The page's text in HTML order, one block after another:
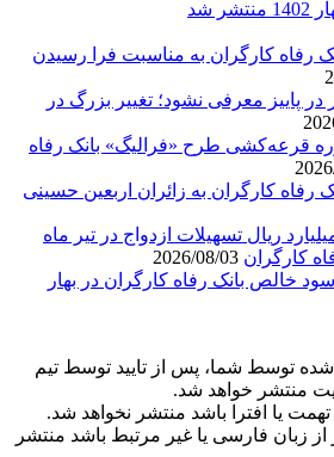
رفاه کارگران به مناسبت فرا رسیدن
در پاییز معرفی نشود؛ تغییر بزرگ در
قرعه‌کشی طرح «فرالیگ» بانک رفاه
کارگران به زائران اربعین حسینی
بیش از ۱۲,۰۰۰ میلیارد ریال تسهیلات ازدواج در تیر ماه
کارگران
۳۳ برابری سود خالص بانک رفاه کارگران در بهار
توسط شما، پس از تایید توسط تیم
منتشر خواهد شد.
یا افترا باشد منتشر نخواهد شد.
از زبان فارسی یا غیر مرتبط باشد منتشر